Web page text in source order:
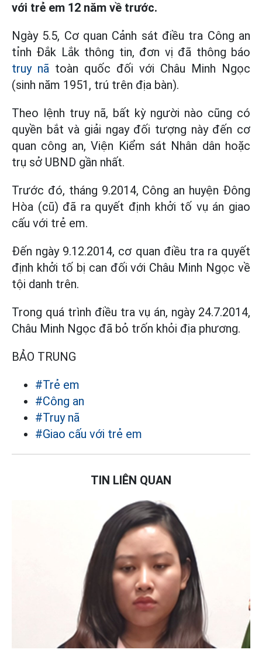
với trẻ em 12 năm về trước.
Ngày 5.5, Cơ quan Cảnh sát điều tra Công an
tỉnh Đắk Lắk thông tin, đơn vị đã thông báo
truy nã toàn quốc đối với Châu Minh Ngọc
(sinh năm 1951, trú trên địa bàn).
Theo lệnh truy nã, bất kỳ người nào cũng có
quyền bắt và giải ngay đối tượng này đến cơ
quan công an, Viện Kiểm sát Nhân dân hoặc
trụ sở UBND gần nhất.
Trước đó, tháng 9.2014, Công an huyện Đông
Hòa (cũ) đã ra quyết định khởi tố vụ án giao
cấu với trẻ em.
Đến ngày 9.12.2014, cơ quan điều tra ra quyết
định khởi tố bị can đối với Châu Minh Ngọc về
tội danh trên.
Trong quá trình điều tra vụ án, ngày 24.7.2014,
Châu Minh Ngọc đã bỏ trốn khỏi địa phương.
BẢO TRUNG
#Trẻ em
#Công an
#Truy nã
#Giao cấu với trẻ em
TIN LIÊN QUAN